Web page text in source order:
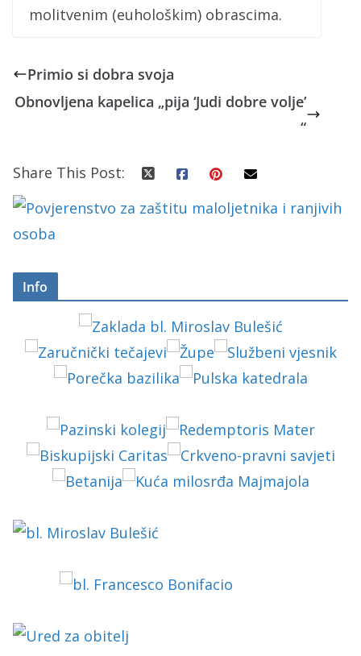
molitvenim (euhološkim) obrascima.
Primio si dobra svoja
Obnovljena kapelica „pija ‘Judi dobre volje’
“
Share This Post:
Info